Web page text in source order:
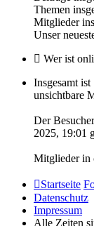
Themen
Mitglieder
Unser
Wer ist
Insgesamt ist
unsichtbare
Der
2025, 19:01
Mitglieder in
Startseite
Datenschutz
Impressum
Alle Zeiten